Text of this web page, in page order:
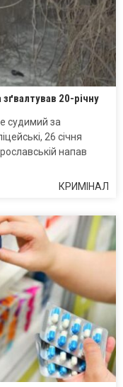
20-річну
судимий за
26 січня
напав
КРИМІНАЛ